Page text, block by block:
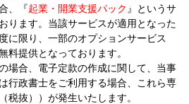
、『起業・開業支援パック 』というサ
ります。当該サービスが適用となった
に限り、一部のオプションサービス
料提供となっております。
場合、電子定款の作成に関して、当事
行政書士をご利用する場合、これら専
税抜））が発生いたします。